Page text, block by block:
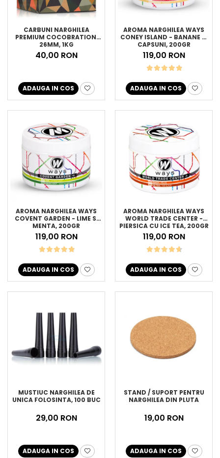
CARBUNI NARGHILEA
PREMIUM COCOBRATION,
26MM, 1KG
40,00 RON
ADAUGA IN COS
AROMA NARGHILEA WAYS
CONEY ISLAND - BANANE SI
CAPSUNI, 200GR
119,00 RON
ADAUGA IN COS
AROMA NARGHILEA WAYS
COVENT GARDEN - LIME SI
MENTA, 200GR
119,00 RON
ADAUGA IN COS
AROMA NARGHILEA WAYS
WORLD TRADE CENTER -
PIERSICA CU ICE TEA, 200GR
119,00 RON
ADAUGA IN COS
MUSTIUC NARGHILEA DE
UNICA FOLOSINTA, 100 BUC
29,00 RON
ADAUGA IN COS
STAND / SUPORT PENTRU
NARGHILEA DIN PLUTA
19,00 RON
ADAUGA IN COS